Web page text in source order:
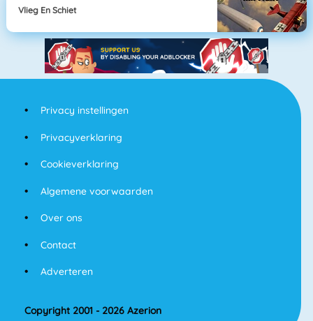
Vlieg En Schiet
Privacy instellingen
Privacyverklaring
Cookieverklaring
Algemene voorwaarden
Over ons
Contact
Adverteren
Copyright 2001 - 2026 Azerion